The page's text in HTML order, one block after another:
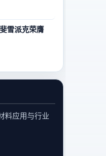
雪派克荣膺
料应用与行业